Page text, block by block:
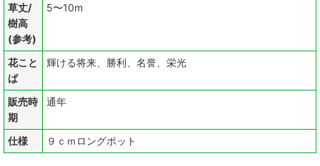
草丈/
樹高
(参考)
5〜10m
花こと
ば
輝ける将来、勝利、名誉、栄光
販売時
期
通年
仕様 ９ｃｍロングポット